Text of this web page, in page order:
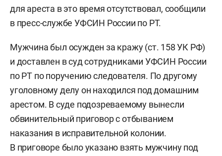
для ареста в это время отсутствовал, сообщили
в пресс-службе УФСИН России по РТ.
Мужчина был осужден за кражу (ст. 158 УК РФ)
и доставлен в суд сотрудниками УФСИН России
по РТ по поручению следователя. По другому
уголовному делу он находился под домашним
арестом. В суде подозреваемому вынесли
обвинительный приговор с отбыванием
наказания в исправительной колонии.
В приговоре было указано взять мужчину под